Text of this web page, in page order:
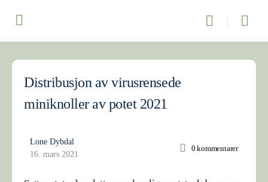
Distribusjon av virusrensede
miniknoller av potet 2021
Lone Dybdal
16. mars 2021
0kommentarer